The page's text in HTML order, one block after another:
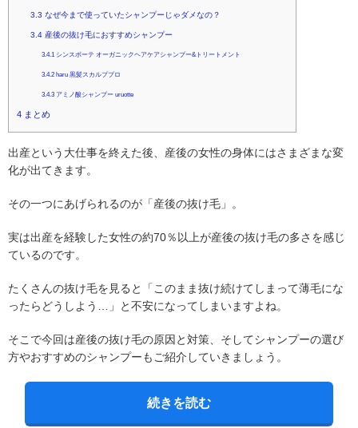
3.3 なぜ今まで使っていたシャンプーじゃダメなの？
3.4産後の抜け毛におすすめシャンプー
3.4.1 シンスボーテ オーガニックヘアケアシャンプー&トリートメント
3.4.2 haru 黒髪スカルププロ
3.4.3 アミノ酸シャンプー uruotte
4 まとめ
出産という大仕事を終えた後、産後の女性の身体にはさまざまな変
化が出てきます。
その一つにあげられるのが「産後の抜け毛」。
実は出産を経験した女性の約70％以上が産後の抜け毛の多さを感じ
ているのです。
たくさんの抜け毛を見ると「このまま抜け続けてしまって薄毛にな
ったらどうしよう…」と不安になってしまいますよね。
そこで今回は産後の抜け毛の原因と対策、そしてシャンプーの選び
方やおすすめのシャンプーもご紹介していきましょう。
続きを読む